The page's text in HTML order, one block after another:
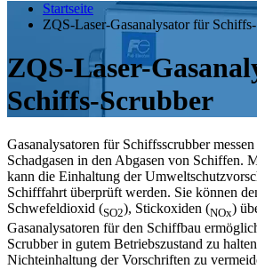
Startseite
ZQS-Laser-Gasanalysator für
ZQS-Laser-
Schiffs-Scrubber
Gasanalysatoren für Schiffsscrubber
Schadgasen in den Abgasen von Schiffen.
kann die Einhaltung der
Schifffahrt überprüft werden. Sie können
Schwefeldioxid (SO2), Stickoxiden (NOx)
Gasanalysatoren für den Schiffbau
Scrubber in gutem Betriebszustand zu
Nichteinhaltung der Vorschriften zu